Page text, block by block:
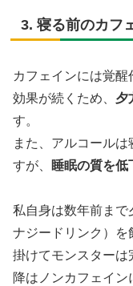
3. 寝る前のカフ
カフェインには覚
効果が続くため、 夕
す。
また、アルコール
すが、
睡眠の質を低
私自身は数年前まで
ナジードリンク）を
掛けてモンスターは
降はノンカフェイ